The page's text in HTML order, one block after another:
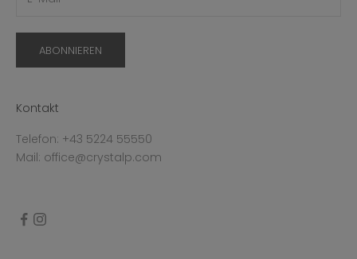
ABONNIEREN
Kontakt
Telefon: +43 5224 55550
Mail: office@crystalp.com